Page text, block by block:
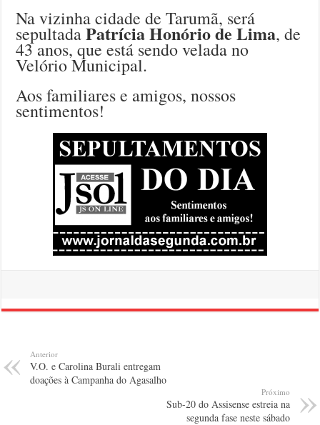
Na vizinha cidade de Tarumã, será
sepultadaPatrícia Honório de Lima, de
43 anos, que está sendo velada no
Velório Municipal.
Aos familiares e amigos, nossos
sentimentos!
Anterior
V.O. e Carolina Burali entregam
doações à Campanha do Agasalho
Próximo
Sub-20 do Assisense estreia na
segunda fase neste sábado